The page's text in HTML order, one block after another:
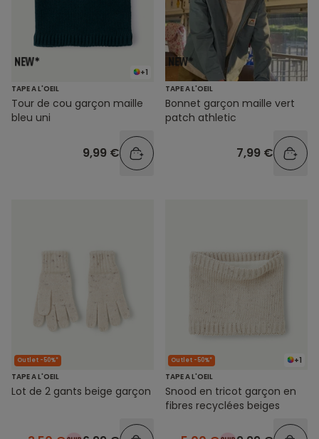
+1
TAPE A L'OEIL
Tour de cou garçon maille
bleu uni
9,99 €
TAPE A L'OEIL
Bonnet garçon maille vert
patch athletic
7,99 €
Outlet -50%*
TAPE A L'OEIL
Lot de 2 gants beige garçon
+1
Outlet -50%*
TAPE A L'OEIL
Snood en tricot garçon en
fibres recyclées beiges